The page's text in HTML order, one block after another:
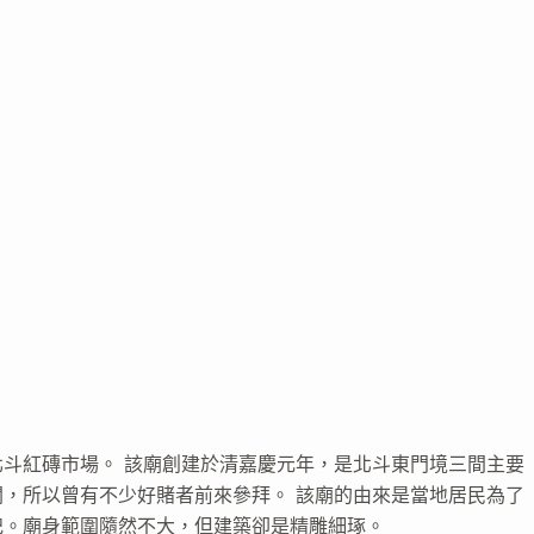
紅磚市場。 該廟創建於清嘉慶元年，是北斗東門境三間主要
所以曾有不少好賭者前來參拜。 該廟的由來是當地居民為了
廟身範圍隨然不大，但建築卻是精雕細琢。